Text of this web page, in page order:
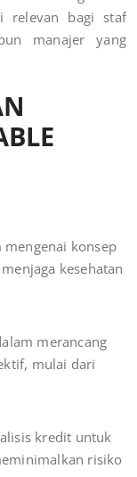
relevan bagi staf
manajer yang
konsep
kesehatan
merancang
mulai dari
kredit untuk
risiko